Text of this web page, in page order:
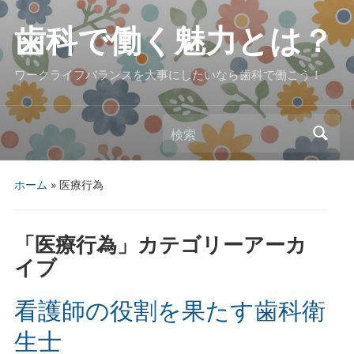
歯科で働く魅力とは？
ワークライフバランスを大事にしたいなら歯科で働こう！
検索
ホーム » 医療行為
「 医療行為」カテゴリーアーカ
イブ
看護師の役割を果たす歯科衛
生士